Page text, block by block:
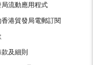
流動應用程式
港貿發局電郵訂閱
及細則